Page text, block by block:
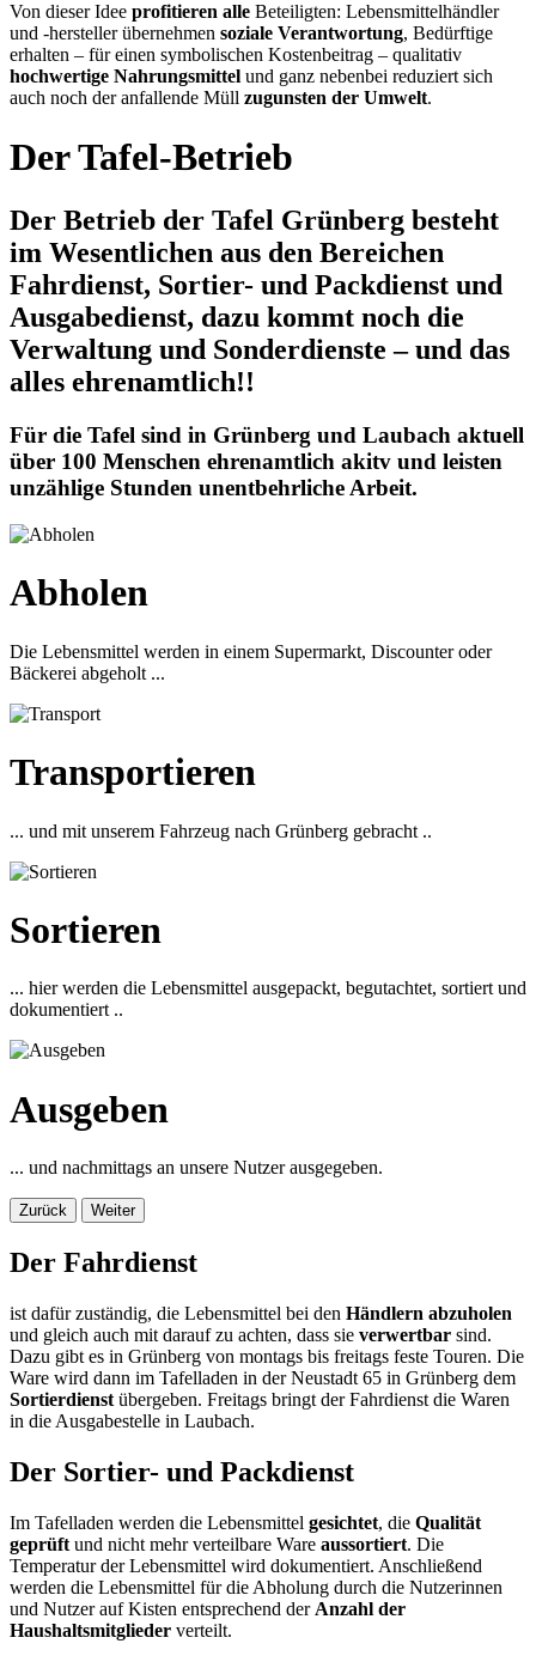
Von dieser Idee profitieren alle Beteiligten: Lebensmittelhändler
und -hersteller übernehmen soziale Verantwortung, Bedürftige
erhalten – für einen symbolischen Kostenbeitrag – qualitativ
hochwertige Nahrungsmittel und ganz nebenbei reduziert sich
auch noch der anfallende Müll zugunsten der Umwelt.
Der Tafel-Betrieb
Der Betrieb der Tafel Grünberg besteht
im Wesentlichen aus den Bereichen
Fahrdienst, Sortier- und Packdienst und
Ausgabedienst, dazu kommt noch die
Verwaltung und Sonderdienste – und das
alles ehrenamtlich!!
Für die Tafel sind in Grünberg und Laubach aktuell
über 100 Menschen ehrenamtlich akitv und leisten
unzählige Stunden unentbehrliche Arbeit.
Abholen
Die Lebensmittel werden in einem Supermarkt, Discounter oder
Bäckerei abgeholt ...
Transportieren
... und mit unserem Fahrzeug nach Grünberg gebracht ..
Sortieren
... hier werden die Lebensmittel ausgepackt, begutachtet, sortiert und
dokumentiert ..
Ausgeben
... und nachmittags an unsere Nutzer ausgegeben.
Zurück Weiter
Der Fahrdienst
ist dafür zuständig, die Lebensmittel bei den Händlern abzuholen
und gleich auch mit darauf zu achten, dass sie verwertbar sind.
Dazu gibt es in Grünberg von montags bis freitags feste Touren. Die
Ware wird dann im Tafelladen in der Neustadt 65 in Grünberg dem
Sortierdienst übergeben. Freitags bringt der Fahrdienst die Waren
in die Ausgabestelle in Laubach.
Der Sortier- und Packdienst
Im Tafelladen werden die Lebensmittel gesichtet, die Qualität
geprüft und nicht mehr verteilbare Ware aussortiert. Die
Temperatur der Lebensmittel wird dokumentiert. Anschließend
werden die Lebensmittel für die Abholung durch die Nutzerinnen
und Nutzer auf Kisten entsprechend der Anzahl der
Haushaltsmitglieder verteilt.